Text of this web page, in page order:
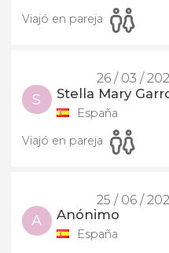
Viajó en pareja
26 / 03 /
S Stella Mary
España
Viajó en pareja
25 / 06 /
A Anónimo
España